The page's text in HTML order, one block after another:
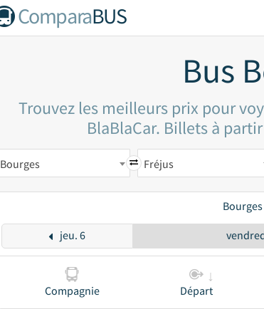
ComparaBUS
Bus
Trouvez les meilleurs prix pour
BlaBlaCar. Billets à
Bourges Fréjus
jeu. 6
Compagnie Départ